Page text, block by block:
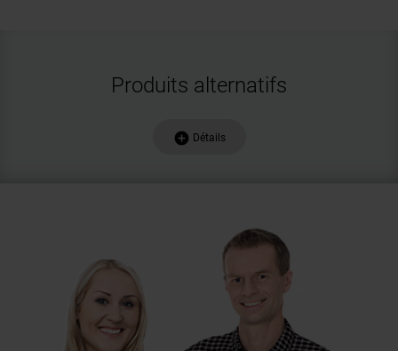
Produits alternatifs
add_circle Détails